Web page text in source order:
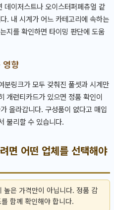
이저스트나 오이스터퍼페츄얼 같
. 내 시계가 어느 카테고리에 속하는
지를 확인하면 타이밍 판단에 도움
영향
분링크가 모두 갖춰진 풀셋과 시계만
개런티카드가 있으면 정품 확인이
올라갑니다. 구성품이 없다고 매입
불리할 수 있습니다.
면 어떤 업체를 선택해야
높은 가격만이 아닙니다. 정품 감
함께 확인해야 합니다.